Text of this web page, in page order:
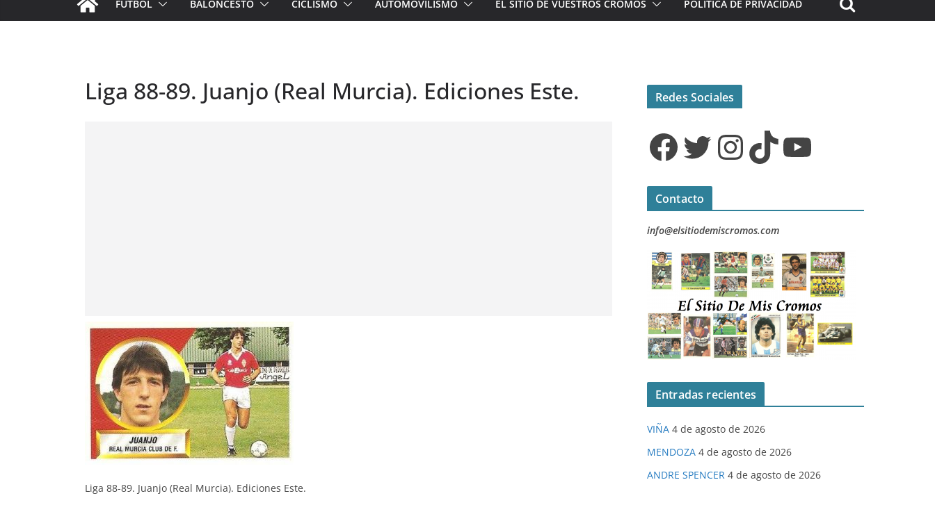
FÚTBOL BALONCESTO CICLISMO AUTOMOVILISMO EL SITIO DE VUESTROS CROMOS POLÍTICA DE PRIVACIDAD
Liga 88-89. Juanjo (Real Murcia). Ediciones Este.
Liga 88-89. Juanjo (Real Murcia). Ediciones Este.
Redes Sociales
Facebook Twitter InstagramTikTok YouTube
Contacto
info@elsitiodemiscromos.com
Entradas recientes
VIÑA 4 de agosto de 2026
MENDOZA 4 de agosto de 2026
ANDRE SPENCER 4 de agosto de 2026